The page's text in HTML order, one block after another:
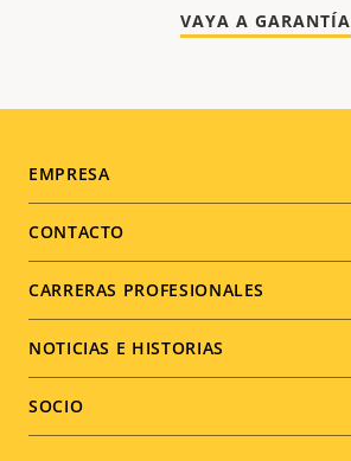
VAYA A GARANTÍA
Footer
menu
EMPRESA
CONTACTO
CARRERAS PROFESIONALES
NOTICIAS E HISTORIAS
SOCIO